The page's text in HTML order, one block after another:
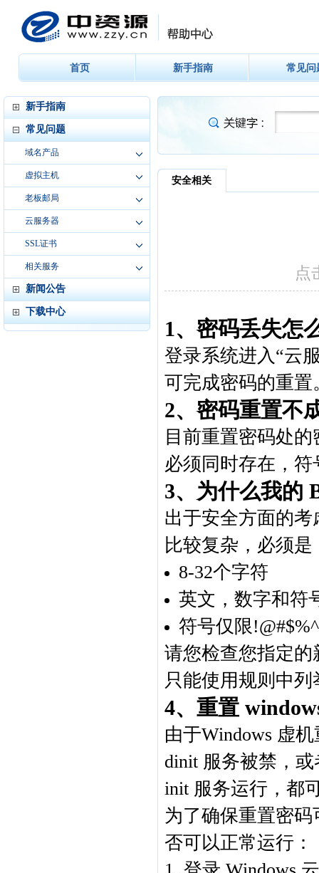
首页 新手指南 常见问
新手指南
常见问题
域名产品
虚拟主机
老板邮局
云服务器
SSL证书
相关服务
新闻公告
下载中心